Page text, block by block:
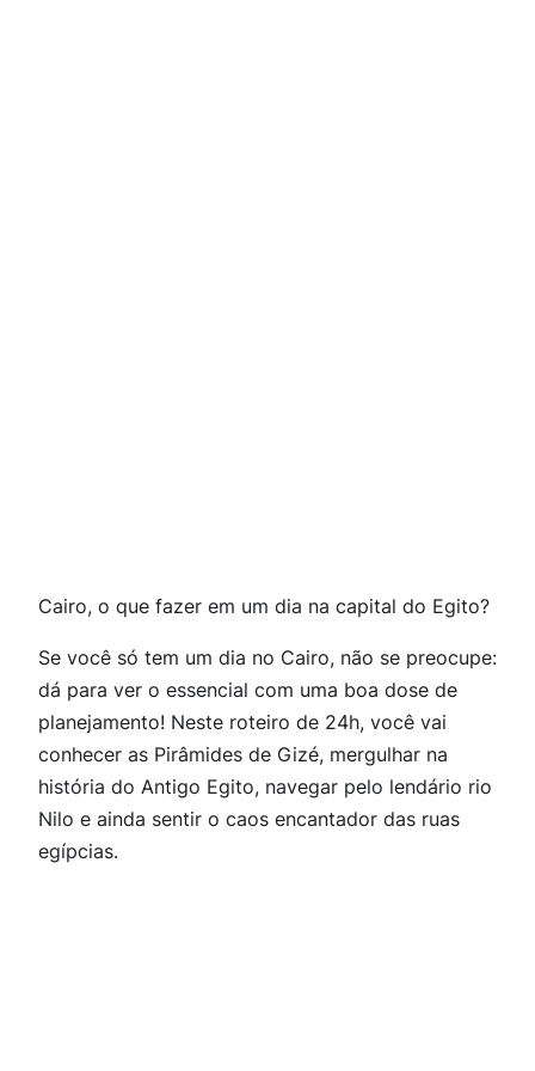
Cairo, o que fazer em um dia na capital do Egito?
Se você só tem um dia no Cairo, não se preocupe:
dá para ver o essencial com uma boa dose de
planejamento! Neste roteiro de 24h, você vai
conhecer as Pirâmides de Gizé, mergulhar na
história do Antigo Egito, navegar pelo lendário rio
Nilo e ainda sentir o caos encantador das ruas
egípcias.